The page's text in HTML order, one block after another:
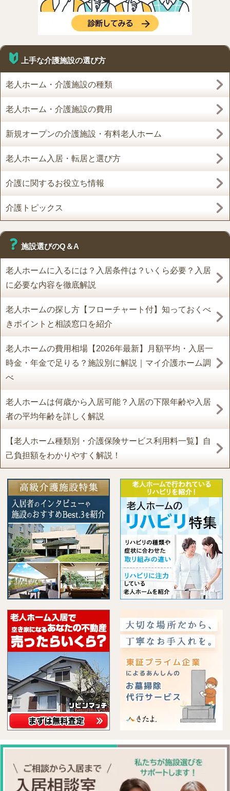
上手な介護施設の選び方
老人ホーム・介護施設の種類
老人ホーム・介護施設の費用
新規オープンの介護施設・有料老人ホーム
老人ホーム入居・転居と選び方
介護に関するお役立ち情報
介護トピックス
施設選びのQ＆A
老人ホームに入るには？入居条件は？いくら必要？入居
に必要な内容を徹底解説
老人ホームの探し方【フローチャート付】知っておくべ
きポイントと相談窓口を紹介
老人ホームの費用相場【2026年最新】月額平均・入居一
時金・年金で足りる？施設別に解説｜マイ介護ホーム調
べ
老人ホームは何歳から入居可能？入居の下限年齢や入居
者の平均年齢を詳しく解説
【老人ホーム種類別・介護保険サービス利用料一覧】自
己負担額をわかりやすく解説！